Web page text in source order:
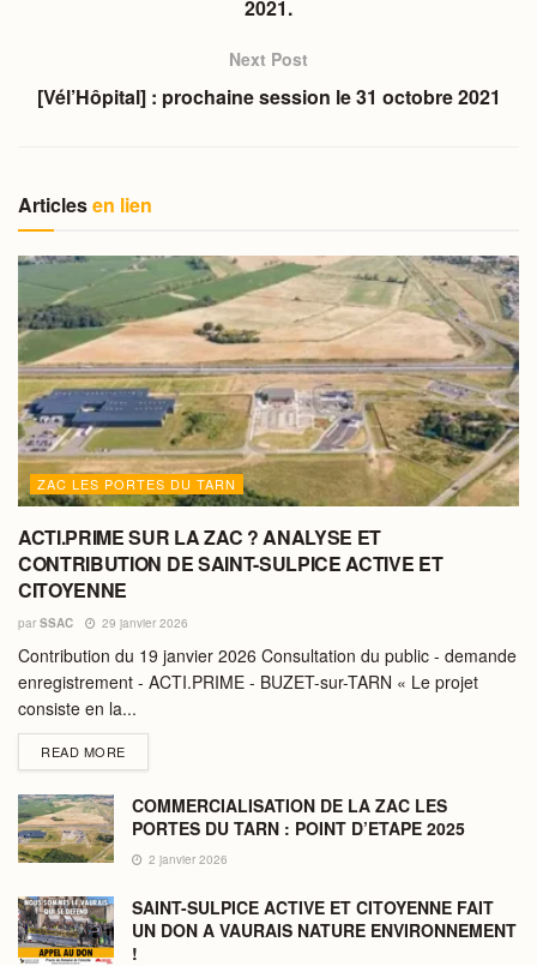
2021.
Next Post
[Vél’Hôpital] : prochaine session le 31 octobre 2021
Articlesen lien
ZAC LES PORTES DU TARN
ACTI.PRIME SUR LA ZAC ? ANALYSE ET
CONTRIBUTION DE SAINT-SULPICE ACTIVE ET
CITOYENNE
par SSAC 29 janvier 2026
Contribution du 19 janvier 2026 Consultation du public - demande
enregistrement - ACTI.PRIME - BUZET-sur-TARN « Le projet
consiste en la...
READ MOREDETAILS
COMMERCIALISATION DE LA ZAC LES
PORTES DU TARN : POINT D’ETAPE 2025
2 janvier 2026
SAINT-SULPICE ACTIVE ET CITOYENNE FAIT
UN DON A VAURAIS NATURE ENVIRONNEMENT
!